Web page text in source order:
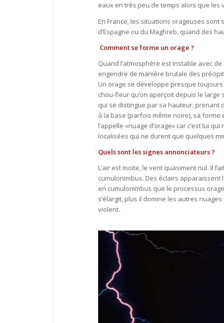
eaux en très peu de temps alors que
En France, les situations orageuses
d’Espagne ou du Maghreb, quand des
Comment se forme un orage ?
Quand l’atmosphère est instable avec
engendre de manière brutale des
Un orage se développe presque toujours
chou-fleur qu’on aperçoit depuis le
qui se distingue par sa hauteur, prenant
à la base (parfois même noire), sa
l’appelle «nuage d’orage» car c’est lui
localisées qui ne durent que quelques
Quels sont les signes annonciateurs ?
L’air est moite, le vent quasiment nul. Il
cumulonimbus. Des éclairs apparaissent
en cumulonimbus que le processus
s’élargit, plus il domine les autres
violent.